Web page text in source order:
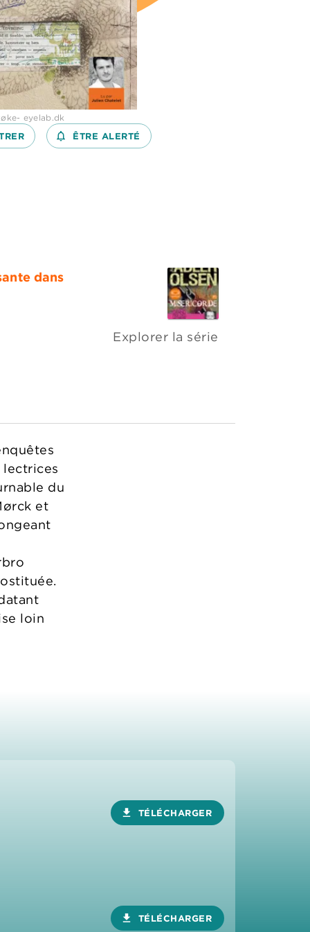
eyelab.dk
notifications_none_outlined
ÊTRE ALERTÉ
dans
Explorer la série
du
et
loin
download TÉLÉCHARGER
download TÉLÉCHARGER